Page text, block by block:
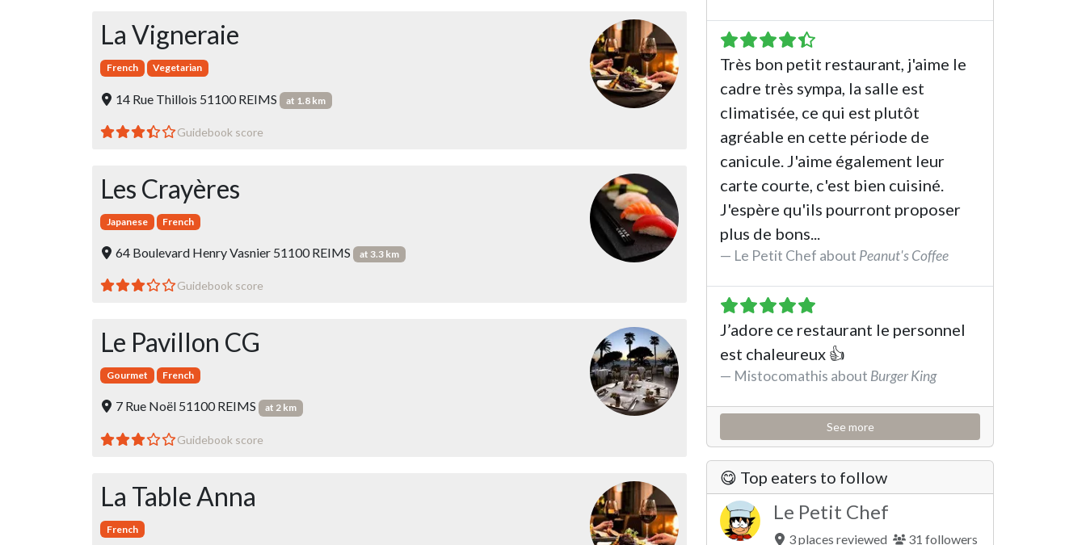
See the review
Très bon petit restaurant, j'aime le
cadre très sympa, la salle est
climatisée, ce qui est plutôt
agréable en cette période de
canicule. J'aime également leur
carte courte, c'est bien cuisiné.
J'espère qu'ils pourront proposer
plus de bons...
Le Petit Chef about Peanut's Coffee
See the review
J’adore ce restaurant le personnel
est chaleureux 👍
Mistocomathis about Burger King
See the review
See more
😋 Top eaters to follow
Le Petit Chef
3 places reviewed 31 followers
La Vigneraie
French Vegetarian
14 Rue Thillois 51100 REIMS at 1.8 km
Guidebook score
Les Crayères
Japanese French
64 Boulevard Henry Vasnier 51100 REIMS at 3.3 km
Guidebook score
Le Pavillon CG
Gourmet French
7 Rue Noël 51100 REIMS at 2 km
Guidebook score
La Table Anna
French